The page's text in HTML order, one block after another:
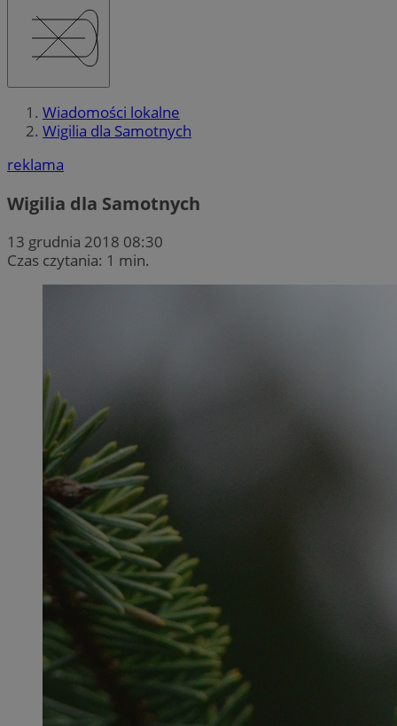
Wiadomości lokalne
Wigilia dla Samotnych
reklama
Wigilia dla Samotnych
13 grudnia 2018 08:30
Czas czytania: 1 min.